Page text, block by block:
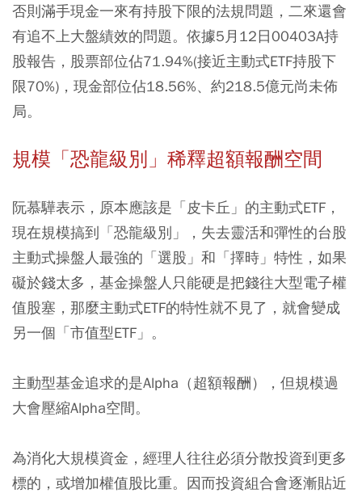
否則滿手現金一來有持股下限的法規問題，二來還會
有追不上大盤績效的問題。依據5月12日00403A持
股報告，股票部位佔71.94%(接近主動式ETF持股下
限70%)，現金部位佔18.56%、約218.5億元尚未佈
局。
規模「恐龍級別」稀釋超額報酬空間
阮慕驊表示，原本應該是「皮卡丘」的主動式ETF，
現在規模搞到「恐龍級別」，失去靈活和彈性的台股
主動式操盤人最強的「選股」和「擇時」特性，如果
礙於錢太多，基金操盤人只能硬是把錢往大型電子權
值股塞，那麼主動式ETF的特性就不見了，就會變成
另一個「市值型ETF」。
主動型基金追求的是Alpha（超額報酬），但規模過
大會壓縮Alpha空間。
為消化大規模資金，經理人往往必須分散投資到更多
標的，或增加權值股比重。因而投資組合會逐漸貼近